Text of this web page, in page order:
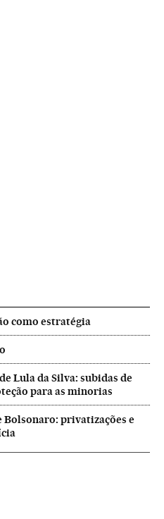
como estratégia
Lula da Silva: subidas de
para as minorias
privatizações e